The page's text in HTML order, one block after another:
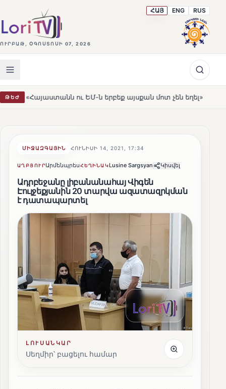
ՈՒՐԲԱԹ, ՕԳՈՍՏՈՍԻ 07, 2026
ՀԱՅ ENG RUS
ԹԵԺու ԵՄ-ն երբեք այսքան մոտ չեն եղել» HOT
ՄԻՋԱԶԳԱՅԻՆ ՀՈՒՆԻՍԻ 14, 2021, 17:34
ԱՂԲՅՈՒՐԱրմենպրեսՀԵՂԻՆԱԿLusine Sargsyan Կիսվել
Ադրբեջանը լիբանանահայ Վիգեն
Էուլջեքյանին 20 տարվա ազատազրկման
է դատապարտել
ԼՈՒՍԱՆԿԱՐ
Սեղմիր՝ բացելու համար